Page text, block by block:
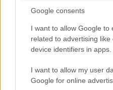
Google consents
I want to allow Google to
related to advertising
device identifiers in apps.
I want to allow my user
Google for online
politikai színjáték,
gondolja komolyan. Ma
Az eke szarva
kolbenheyer•2012. január 18.